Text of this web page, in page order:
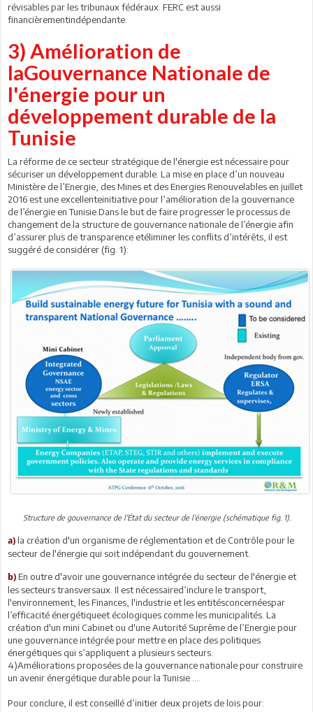
révisables par les tribunaux fédéraux. FERC est aussi
financièrementindépendante.
3) Amélioration de
laGouvernance Nationale de
l'énergie pour un
développement durable de la
Tunisie
La réforme de ce secteur stratégique de l'énergie est nécessaire pour
sécuriser un développement durable. La mise en place d’un nouveau
Ministère de l’Energie, des Mines et des Energies Renouvelables en juillet
2016 est une excellenteinitiative pour l’amélioration de la gouvernance
de l’énergie en Tunisie.Dans le but de faire progresser le processus de
changement de la structure de gouvernance nationale de l’énergie afin
d’assurer plus de transparence etéliminer les conflits d’intérêts, il est
suggéré de considérer (fig. 1):
Structure de gouvernance de l'État du secteur de l'énergie (schématique fig. 1).
a) la création d'un organisme de réglementation et de Contrôle pour le
secteur de l'énergie qui soit indépendant du gouvernement.
b) En outre d'avoir une gouvernance intégrée du secteur de l'énergie et
les secteurs transversaux. Il est nécessaired’inclure le transport,
l'environnement, les Finances, l'industrie et les entitésconcernéespar
l’efficacité énergétiqueet écologiques comme les municipalités. La
création d'un mini Cabinet ou d'une Autorité Suprême de l’Energie pour
une gouvernance intégrée pour mettre en place des politiques
énergétiques qui s’appliquent a plusieurs secteurs.
4)Améliorations proposées de la gouvernance nationale pour construire
un avenir énergétique durable pour la Tunisie ....
Pour conclure, il est conseillé d’initier deux projets de lois pour: